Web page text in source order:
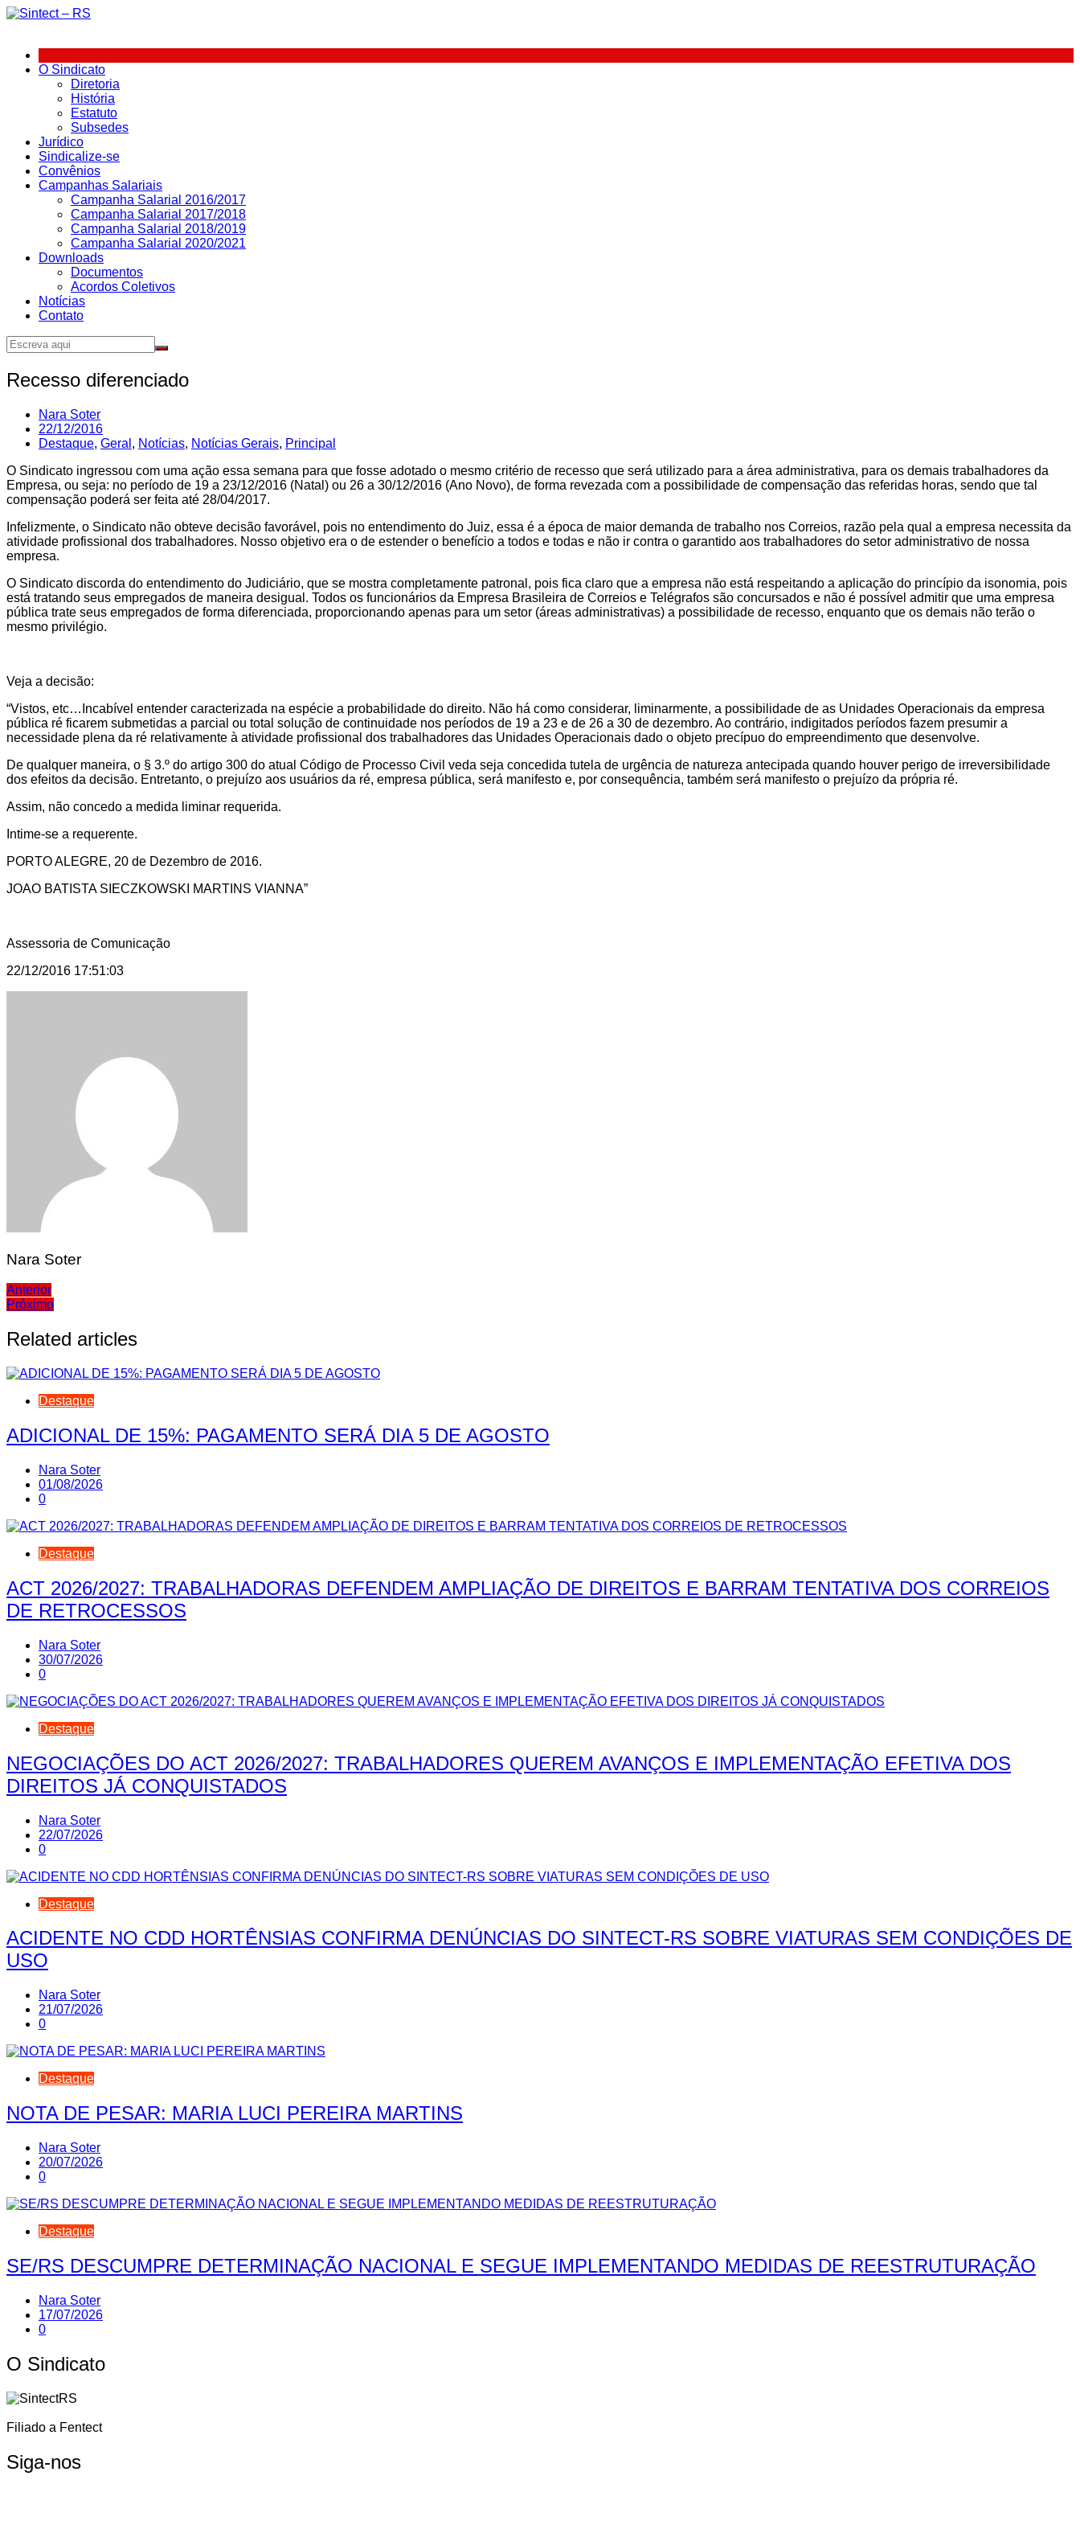
Ir
conteúdo
O Sindicato
Diretoria
História
Estatuto
Subsedes
Jurídico
Sindicalize-se
Convênios
Campanhas Salariais
Campanha Salarial 2016/2017
Campanha Salarial 2017/2018
Campanha Salarial 2018/2019
Campanha Salarial 2020/2021
Downloads
Documentos
Acordos Coletivos
Notícias
Contato
Recesso diferenciado
Nara Soter
22/12/2016
Destaque, Geral , Notícias, Notícias Gerais, Principal
O Sindicato ingressou com uma ação essa semana para que fosse adotado o mesmo critério de recesso que será utilizado para a área administrativa, para os demais trabalhadores da
Empresa, ou seja: no período de 19 a 23/12/2016 (Natal) ou 26 a 30/12/2016 (Ano Novo), de forma revezada com a possibilidade de compensação das referidas horas, sendo que tal
compensação poderá ser feita até 28/04/2017.
Infelizmente, o Sindicato não obteve decisão favorável, pois no entendimento do Juiz, essa é a época de maior demanda de trabalho nos Correios, razão pela qual a empresa necessita da
atividade profissional dos trabalhadores. Nosso objetivo era o de estender o benefício a todos e todas e não ir contra o garantido aos trabalhadores do setor administrativo de nossa
empresa.
O Sindicato discorda do entendimento do Judiciário, que se mostra completamente patronal, pois fica claro que a empresa não está respeitando a aplicação do princípio da isonomia, pois
está tratando seus empregados de maneira desigual. Todos os funcionários da Empresa Brasileira de Correios e Telégrafos são concursados e não é possível admitir que uma empresa
pública trate seus empregados de forma diferenciada, proporcionando apenas para um setor (áreas administrativas) a possibilidade de recesso, enquanto que os demais não terão o
mesmo privilégio.
Veja a decisão:
“Vistos, etc…Incabível entender caracterizada na espécie a probabilidade do direito. Não há como considerar, liminarmente, a possibilidade de as Unidades Operacionais da empresa
pública ré ficarem submetidas a parcial ou total solução de continuidade nos períodos de 19 a 23 e de 26 a 30 de dezembro. Ao contrário, indigitados períodos fazem presumir a
necessidade plena da ré relativamente à atividade profissional dos trabalhadores das Unidades Operacionais dado o objeto precípuo do empreendimento que desenvolve.
De qualquer maneira, o § 3.º do artigo 300 do atual Código de Processo Civil veda seja concedida tutela de urgência de natureza antecipada quando houver perigo de irreversibilidade
dos efeitos da decisão. Entretanto, o prejuízo aos usuários da ré, empresa pública, será manifesto e, por consequência, também será manifesto o prejuízo da própria ré.
Assim, não concedo a medida liminar requerida.
Intime-se a requerente.
PORTO ALEGRE, 20 de Dezembro de 2016.
JOAO BATISTA SIECZKOWSKI MARTINS VIANNA”
Assessoria de Comunicação
22/12/2016 17:51:03
Nara Soter
Navegação
de
Post
Anterior
Próximo
Related articles
Destaque
ADICIONAL DE 15%: PAGAMENTO SERÁ DIA 5 DE AGOSTO
Nara Soter
01/08/2026
0
Destaque
ACT 2026/2027: TRABALHADORAS DEFENDEM AMPLIAÇÃO DE DIREITOS E BARRAM TENTATIVA DOS CORREIOS
DE RETROCESSOS
Nara Soter
30/07/2026
0
Destaque
NEGOCIAÇÕES DO ACT 2026/2027: TRABALHADORES QUEREM AVANÇOS E IMPLEMENTAÇÃO EFETIVA DOS
DIREITOS JÁ CONQUISTADOS
Nara Soter
22/07/2026
0
Destaque
ACIDENTE NO CDD HORTÊNSIAS CONFIRMA DENÚNCIAS DO SINTECT-RS SOBRE VIATURAS SEM CONDIÇÕES DE
USO
Nara Soter
21/07/2026
0
Destaque
NOTA DE PESAR: MARIA LUCI PEREIRA MARTINS
Nara Soter
20/07/2026
0
Destaque
SE/RS DESCUMPRE DETERMINAÇÃO NACIONAL E SEGUE IMPLEMENTANDO MEDIDAS DE REESTRUTURAÇÃO
Nara Soter
17/07/2026
0
O Sindicato
Filiado a Fentect
Siga-nos